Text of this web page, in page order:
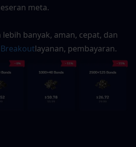
meta.
banyak, aman, cepat, dan
layanan, pembayaran.